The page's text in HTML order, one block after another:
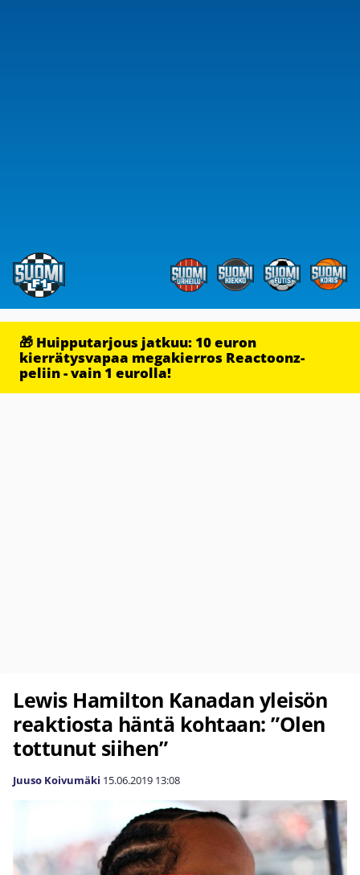
🎁 Huipputarjous jatkuu: 10 euron
kierrätysvapaa megakierros Reactoonz-
peliin - vain 1 eurolla!
Lewis Hamilton Kanadan yleisön
reaktiosta häntä kohtaan: ”Olen
tottunut siihen”
Juuso Koivumäki 15.06.2019 13:08